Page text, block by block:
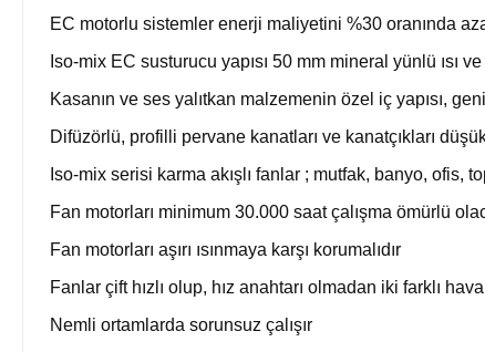
EC motorlu sistemler enerji maliyetini %30 oranında
Iso-mix EC susturucu yapısı 50 mm mineral yünlü ısı
Kasanın ve ses yalıtkan malzemenin özel iç yapısı,
Difüzörlü, profilli pervane kanatları ve kanatçıkları
Iso-mix serisi karma akışlı fanlar ; mutfak, banyo,
Fan motorları minimum 30.000 saat çalışma ömürlü
Fan motorları aşırı ısınmaya karşı korumalıdır
Fanlar çift hızlı olup, hız anahtarı olmadan iki farklı
Nemli ortamlarda sorunsuz çalışır